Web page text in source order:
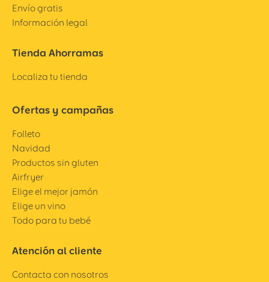
Envío gratis
Información legal
Tienda Ahorramas
Localiza tu tienda
Ofertas y campañas
Folleto
Navidad
Productos sin gluten
Airfryer
Elige el mejor jamón
Elige un vino
Todo para tu bebé
Atención al cliente
Contacta con nosotros